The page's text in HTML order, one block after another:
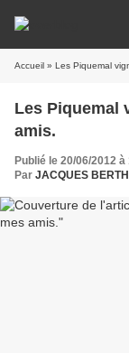
Accueil » Les Piquemal
Les Piquemal
amis.
Publié le 20/06/2012 à
Par JACQUES